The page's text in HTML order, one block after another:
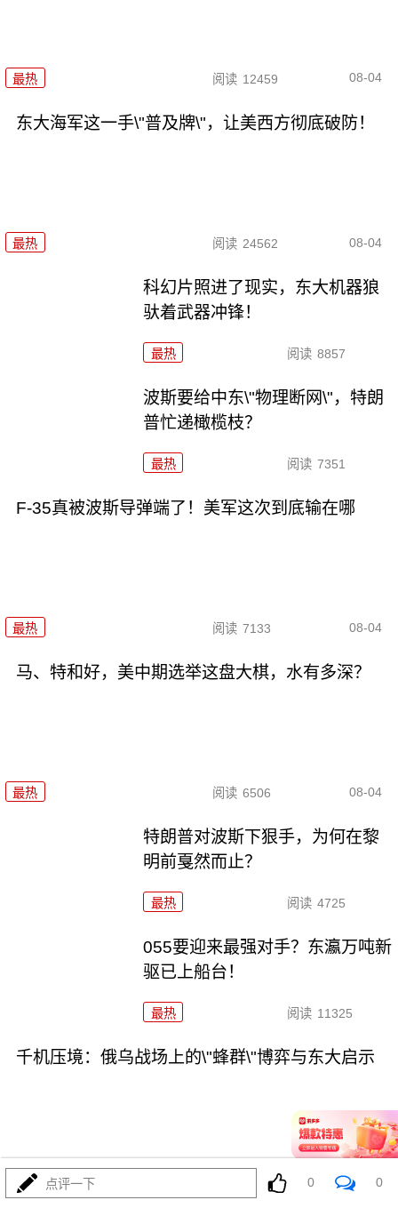
最热 阅读 12459 08-04
东大海军这一手\"普及牌\"，让美西方彻底破防！
最热 阅读 24562 08-04
科幻片照进了现实，东大机器狼
驮着武器冲锋！
最热 阅读 8857
波斯要给中东\"物理断网\"，特朗
普忙递橄榄枝？
最热 阅读 7351
F-35真被波斯导弹端了！美军这次到底输在哪
最热 阅读 7133 08-04
马、特和好，美中期选举这盘大棋，水有多深？
最热 阅读 6506 08-04
特朗普对波斯下狠手，为何在黎
明前戛然而止？
最热 阅读 4725
055要迎来最强对手？东瀛万吨新
驱已上船台！
最热 阅读 11325
千机压境：俄乌战场上的\"蜂群\"博弈与东大启示
最热 8695 08-04
点评一下 0 0